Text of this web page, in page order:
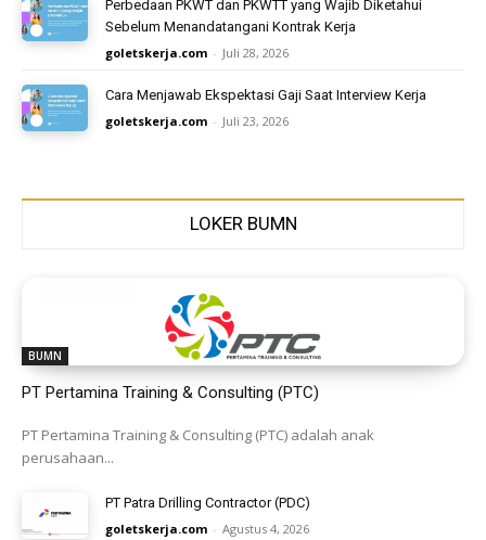
Perbedaan PKWT dan PKWTT yang Wajib Diketahui
Sebelum Menandatangani Kontrak Kerja
goletskerja.com - Juli 28, 2026
Cara Menjawab Ekspektasi Gaji Saat Interview Kerja
goletskerja.com - Juli 23, 2026
LOKER BUMN
BUMN
PT Pertamina Training & Consulting (PTC)
PT Pertamina Training & Consulting (PTC) adalah anak
perusahaan...
PT Patra Drilling Contractor (PDC)
goletskerja.com - Agustus 4, 2026